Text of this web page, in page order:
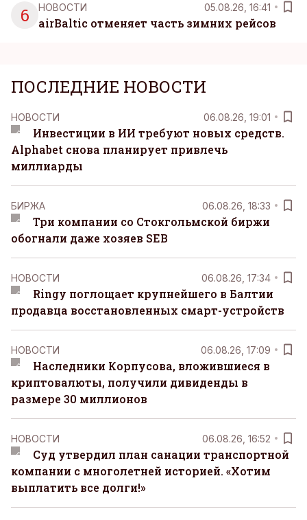
6 НОВОСТИ 05.08.26, 16:41
airBaltic отменяет часть зимних рейсов
ПОСЛЕДНИЕ НОВОСТИ
НОВОСТИ 06.08.26, 19:01
Инвестиции в ИИ требуют новых средств.
Alphabet снова планирует привлечь
миллиарды
БИРЖА 06.08.26, 18:33
Три компании со Стокгольмской биржи
обогнали даже хозяев SEB
НОВОСТИ 06.08.26, 17:34
Ringy поглощает крупнейшего в Балтии
продавца восстановленных смарт-устройств
НОВОСТИ 06.08.26, 17:09
Наследники Корпусова, вложившиеся в
криптовалюты, получили дивиденды в
размере 30 миллионов
НОВОСТИ 06.08.26, 16:52
Суд утвердил план санации транспортной
компании с многолетней историей. «Хотим
выплатить все долги!»